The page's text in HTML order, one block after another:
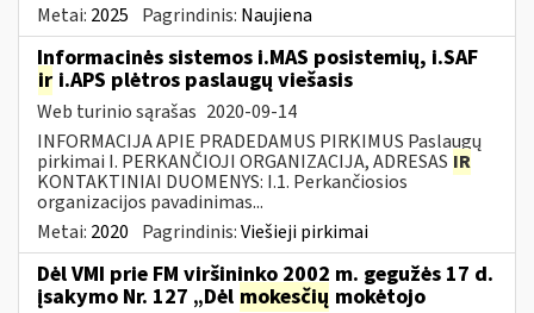
Metai: 2025 Pagrindinis: Naujiena
Informacinės sistemos i.MAS posistemių, i.SAF
ir i.APS plėtros paslaugų viešasis
Web turinio sąrašas 2020-09-14
INFORMACIJA APIE PRADEDAMUS PIRKIMUS Paslaugų
pirkimai I. PERKANČIOJI ORGANIZACIJA, ADRESAS IR
KONTAKTINIAI DUOMENYS: I.1. Perkančiosios
organizacijos pavadinimas...
Metai: 2020 Pagrindinis:Viešieji pirkimai
Dėl VMI prie FM viršininko 2002 m. gegužės 17 d.
įsakymo Nr. 127 „Dėl mokesčių mokėtojo